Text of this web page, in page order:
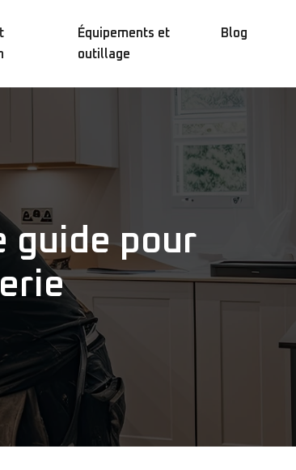
Équipements et
outillage
Blog
guide pour